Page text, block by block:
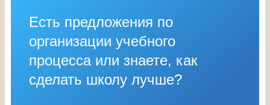
Есть предложения по
организации учебного
процесса или знаете, как
сделать школу лучше?